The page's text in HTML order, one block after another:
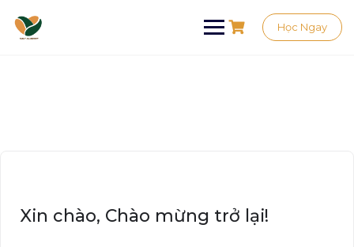
Học Ngay
Xin chào, Chào mừng trở lại!